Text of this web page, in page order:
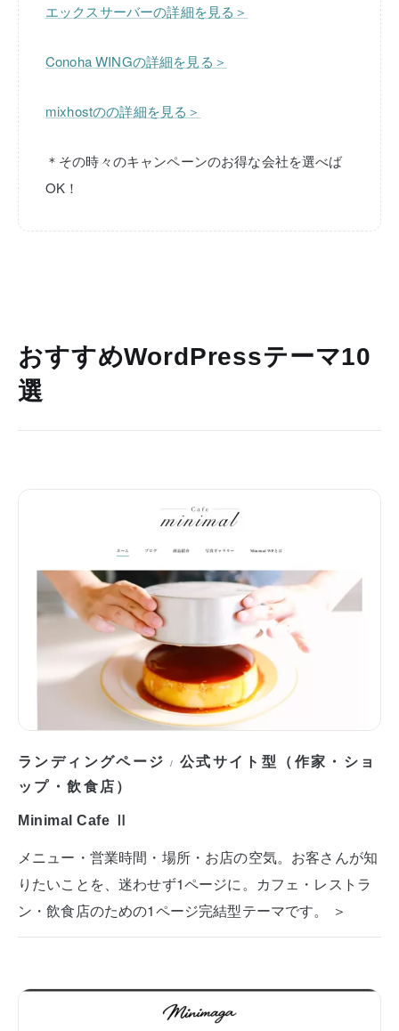
エックスサーバーの詳細を見る＞
Conoha WINGの詳細を見る＞
mixhostのの詳細を見る＞
＊その時々のキャンペーンのお得な会社を選べば
OK！
おすすめWordPressテーマ10
選
ランディングページ / 公式サイト型（作家・ショ
ップ・飲食店）
Minimal Cafe Ⅱ
メニュー・営業時間・場所・お店の空気。お客さんが知
りたいことを、迷わせず1ページに。カフェ・レストラ
ン・飲食店のための1ページ完結型テーマです。 ＞